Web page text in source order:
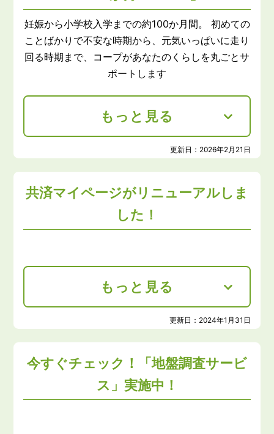
妊娠から小学校入学までの約100か月間。 初めての
ことばかりで不安な時期から、元気いっぱいに走り
回る時期まで、コープがあなたのくらしを丸ごとサ
ポートします
もっと見る
更新日： 2026年2月21日
共済マイページがリニューアルしま
した！
もっと見る
更新日： 2024年1月31日
今すぐチェック！「地盤調査サービ
ス」実施中！